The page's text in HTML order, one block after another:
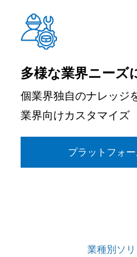
多様な業界ニーズ
個業界独自のナレッジ
業界向けカスタマイズ
プラットフォ
業種別ソ